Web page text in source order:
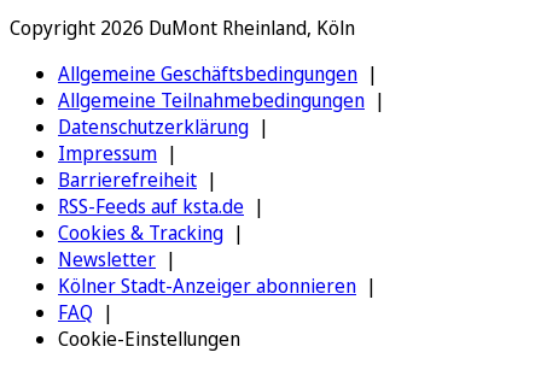
Copyright 2026 DuMont Rheinland, Köln
Allgemeine Geschäftsbedingungen
Allgemeine Teilnahmebedingungen
Datenschutzerklärung
Impressum
Barrierefreiheit
RSS-Feeds auf ksta.de
Cookies & Tracking
Newsletter
Kölner Stadt-Anzeiger abonnieren
FAQ
Cookie-Einstellungen